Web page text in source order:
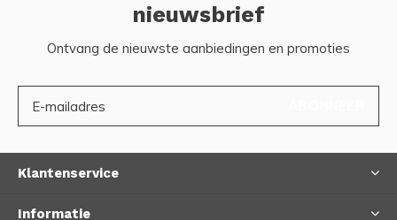
nieuwsbrief
Ontvang de nieuwste aanbiedingen en promoties
Klantenservice
Informatie